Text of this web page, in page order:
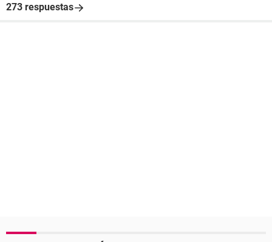
273 respuestas